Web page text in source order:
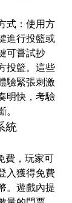
式：使用方
進行投籃或
可嘗試抄
投籃。​這些
驗緊張刺激
明快，考驗
統
免費，玩家可
入獲得免費
。​遊戲內提